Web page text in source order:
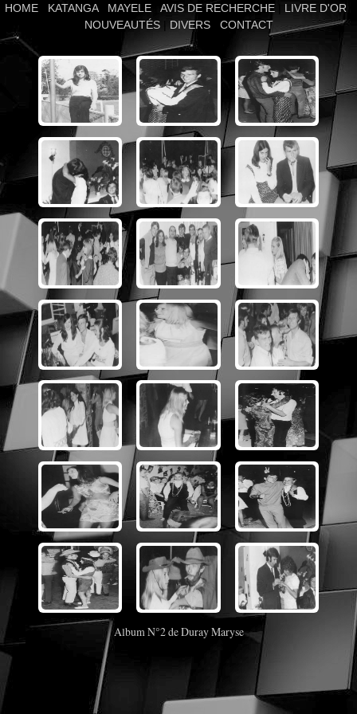
HOME KATANGA| MAYELE| AVIS DE RECHERCHE| LIVRE D'OR
NOUVEAUTÉS| DIVERS| CONTACT
Album N°2 de Duray Maryse